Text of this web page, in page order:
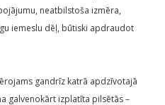
neatbilstoša izmēra,
iemeslu dēļ, būtiski apdraudot
gandrīz katrā apdzīvotajā
galvenokārt izplatīta pilsētās –